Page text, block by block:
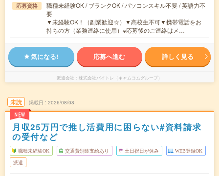
応募資格
職種未経験OK / ブランクOK / パソコンスキル不要 / 英語力不
要
▼未経験OK！（副業歓迎☆）▼高校生不可▼携帯電話をお
持ちの方（業務連絡に使用）※応募後のご連絡はメ…
気になる! 応募へ進む 詳しく見る
派遣会社 株式会社バイトレ（キャムコムグループ）
未読
NEW
掲載日 2026/08/08
月収25万円で推し活費用に困らない#資料請求
の受付など
職種未経験OK 交通費別途支給あり 土日祝日が休み WEB登録OK
派遣